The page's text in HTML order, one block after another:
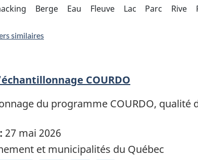
Berge Eau Fleuve Lac Parc Rive
similaires
COURDO
du programme COURDO, qualité
27 mai 2026
et municipalités du Québec